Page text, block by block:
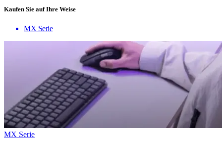
Kaufen Sie auf Ihre Weise
MX Serie
MX Serie